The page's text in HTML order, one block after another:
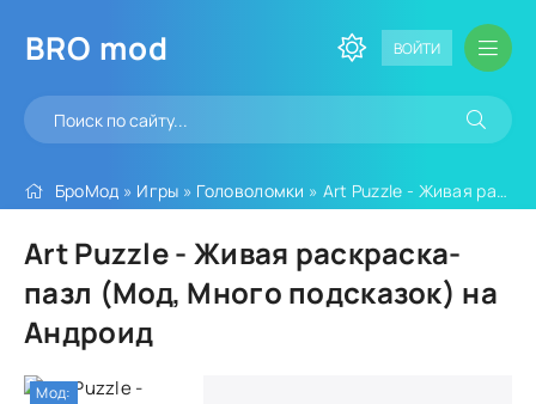
BRO mod ВОЙТИ
БроМод » Игры » Головоломки » Art Puzzle - Живая раскраска-пазл (Мод, Много подсказок)
Art Puzzle - Живая раскраска-
пазл (Мод, Много подсказок) на
Андроид
Мод: